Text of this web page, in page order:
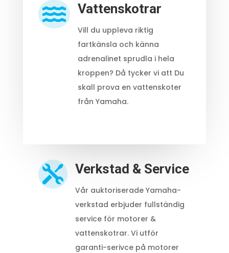
 Vattenskotrar
Vill du uppleva riktig
fartkänsla och känna
adrenalinet sprudla i hela
kroppen? Då tycker vi att Du
skall prova en vattenskoter
från Yamaha.
 Verkstad & Service
Vår auktoriserade Yamaha-
verkstad erbjuder fullständig
service för motorer &
vattenskotrar. Vi utför
garanti-serivce på motorer